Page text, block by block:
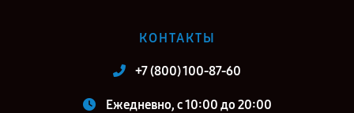
КОНТАКТЫ
+7 (800) 100-87-60
Ежедневно, с 10:00 до 20:00